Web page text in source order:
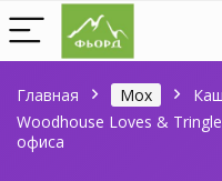
Главная Мох
Woodhouse Loves &
офиса